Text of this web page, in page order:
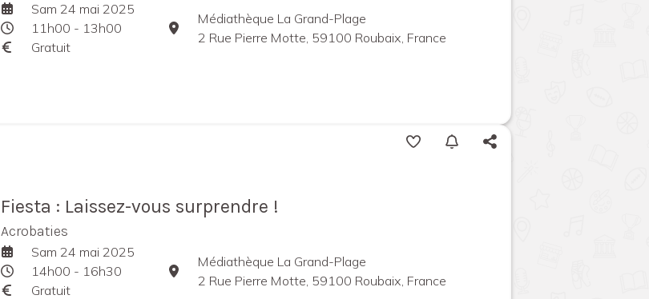
Sam 24 mai 2025
11h00 - 13h00
Gratuit
Médiathèque La Grand-Plage
2 Rue Pierre Motte, 59100 Roubaix, France
Fiesta : Laissez-vous surprendre !
Acrobaties
Sam 24 mai 2025
14h00 - 16h30
Gratuit
Médiathèque La Grand-Plage
2 Rue Pierre Motte, 59100 Roubaix, France